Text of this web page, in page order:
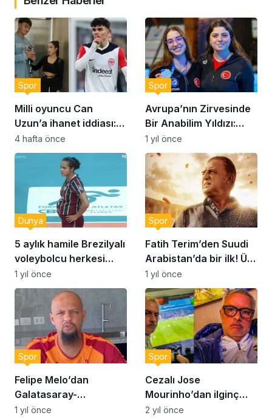
Milli oyuncu Can
Uzun’a ihanet iddiası:
‘Asla bir erkeğe bağımlı
olmayın’
Spor
4 hafta önce
Avrupa’nın Zirvesinde
Bir Anabilim Yıldızı:
Selin Hürmeriç
Spor
1 yıl önce
5 aylık hamile Brezilyalı
voleybolcu herkesi
şaşırttı!
Dünya
1 yıl önce
Fatih Terim’den Suudi
Arabistan’da bir ilk! Üst
üste iki maçını…
Spor
1 yıl önce
Felipe Melo’dan
Galatasaray-
Fenerbahçe maçı için
Spor
1 yıl önce
Cezalı Jose
Mourinho’dan ilginç
paylaşım! “Yüzümden
Spor
2 yıl önce